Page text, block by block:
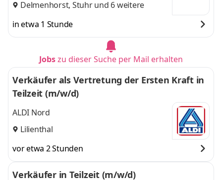
Delmenhorst, Stuhrund 6 weitere
in etwa 1 Stunde
Jobszu dieser Suche per Mail erhalten
Verkäufer als Vertretung der Ersten Kraft in
Teilzeit (m/w/d)
ALDI Nord
Lilienthal
vor etwa 2 Stunden
Verkäufer in Teilzeit (m/w/d)